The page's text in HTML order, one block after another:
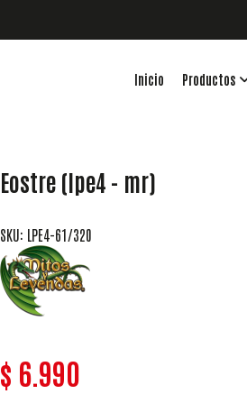
Inicio Productos
Eostre (lpe4 - mr)
SKU: LPE4-61/320
$ 6.990